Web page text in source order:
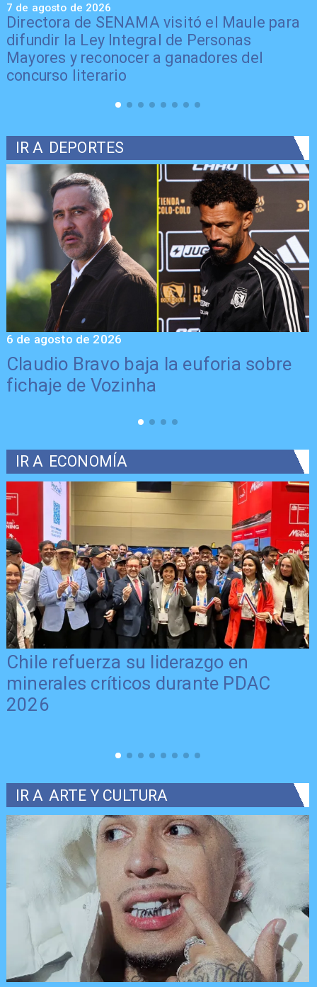
Directora de SENAMA visitó el Maule para
difundir la Ley Integral de Personas
Mayores y reconocer a ganadores del
concurso literario
7 de agosto de 2026
IR A DEPORTES
Claudio Bravo baja la euforia sobre
fichaje de Vozinha
6 de agosto de 2026
IR A ECONOMÍA
Chile refuerza su liderazgo en
minerales críticos durante PDAC
2026
IR A ARTE Y CULTURA